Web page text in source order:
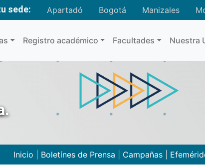
sede: Apartadó Bogotá Manizales
Registro académico Facultades Nuestra
Inicio Boletínes de Prensa Campañas